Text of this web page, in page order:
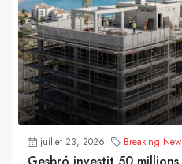
juillet 23, 2026 Breaking